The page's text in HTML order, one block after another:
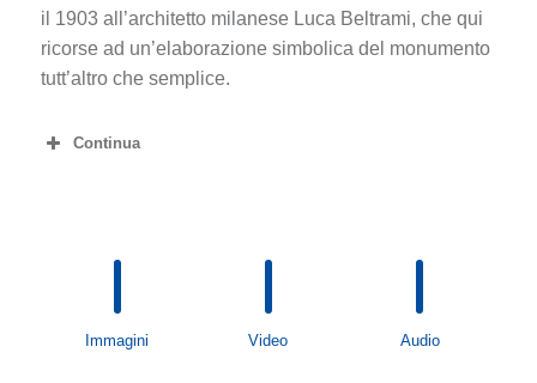
il 1903 all’architetto milanese Luca Beltrami, che qui
ricorse ad un’elaborazione simbolica del monumento
tutt’altro che semplice.
Continua
Immagini Video Audio